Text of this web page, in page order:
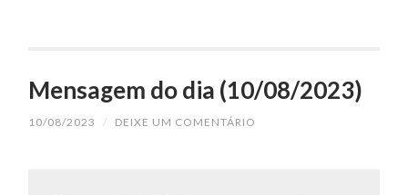
Mensagem do dia (10/08/2023)
10/08/2023 / DEIXE UM COMENTÁRIO